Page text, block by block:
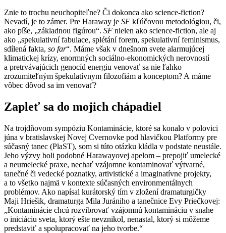
Znie to trochu neuchopiteľne? Či dokonca ako science-fiction?
Nevadí, je to zámer. Pre Haraway je SF kľúčovou metodológiou, či,
ako píše, „základnou figúrou“. SF nielen ako science-fiction, ale aj
ako „spekulativní fabulace, splétání forem, spekulativní feminismus,
sdílená fakta, so far“. Máme však v dnešnom svete alarmujúcej
klimatickej krízy, enormných sociálno-ekonomických nerovností
a pretrvávajúcich genocíd energiu venovať sa nie ľahko
zrozumiteľným špekulatívnym filozofiám a konceptom? A máme
vôbec dôvod sa im venovať?
Zapleť sa do mojich chápadiel
Na trojdňovom sympóziu Kontaminácie, ktoré sa konalo v polovici
júna v bratislavskej Novej Cvernovke pod hlavičkou Platformy pre
súčasný tanec (PlaST), som si túto otázku kládla v podstate neustále.
Jeho výzvy boli podobné Harawayovej apelom – prepojiť umelecké
a neumelecké praxe, nechať vzájomne kontaminovať výtvarné,
tanečné či vedecké poznatky, artivistické a imaginatívne projekty,
a to všetko najmä v kontexte súčasných environmentálnych
problémov. Ako napísal kurátorský tím v zložení dramaturgičky
Maji Hriešik, dramaturga Mila Jurániho a tanečnice Evy Priečkovej:
„Kontaminácie chcú rozvibrovať vzájomnú kontamináciu v snahe
o iniciáciu sveta, ktorý ešte nevznikol, nenastal, ktorý si môžeme
predstaviť a spolupracovať na jeho tvorbe.“